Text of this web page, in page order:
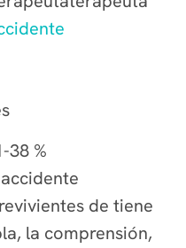
38 %
de tiene
la comprensión,